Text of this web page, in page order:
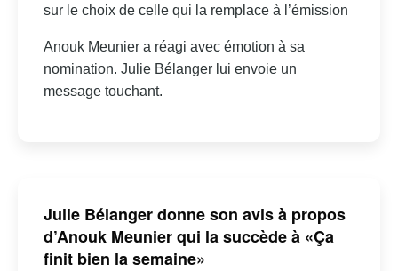
sur le choix de celle qui la remplace à l’émission
Anouk Meunier a réagi avec émotion à sa
nomination. Julie Bélanger lui envoie un
message touchant.
Julie Bélanger donne son avis à propos
d’Anouk Meunier qui la succède à «Ça
finit bien la semaine»